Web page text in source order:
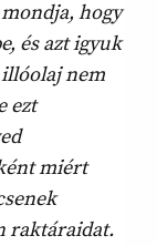
hogy
és azt igyuk
nem
ezt
miért
raktáraidat.